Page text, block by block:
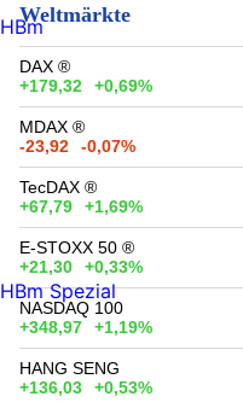
Weltmärkte
DAX ®
+179,32
+0,69%
MDAX ®
-23,92
-0,07%
TecDAX ®
+67,79
+1,69%
E-STOXX 50 ®
+21,30
+0,33%
NASDAQ 100
+348,97
+1,19%
HANG SENG
+136,03
+0,53%
HBm
HBm Spezial